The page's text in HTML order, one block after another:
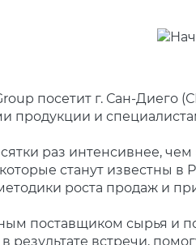
посетит г. Сан-Диего
продукции и
раз интенсивнее,
станут известны
роста продаж и
поставщиком сырья и
встречи,